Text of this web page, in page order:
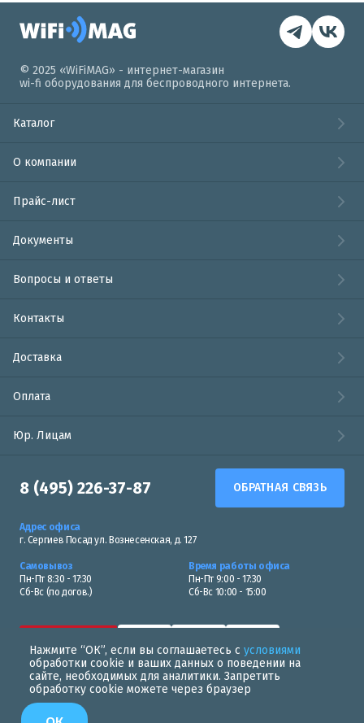
Нажмите “ОК”, если вы соглашаетесь с условиями
обработки cookie и ваших данных о поведении на
сайте, необходимых для аналитики. Запретить
обработку cookie можете через браузер
© 2025 «WiFiMAG» - интернет-магазин
wi-fi оборудования для беспроводного интернета.
Каталог
О компании
Прайс-лист
Документы
Вопросы и ответы
Контакты
Доставка
Оплата
Юр. Лицам
8 (495) 226-37-87 ОБРАТНАЯ СВЯЗЬ
Адрес офиса
г. Сергиев Посад ул. Вознесенская, д. 127
Самовывоз
Пн-Пт 8:30 - 17:30
Сб-Вс (по догов.)
Время работы офиса
Пн-Пт 9:00 - 17:30
Сб-Вс 10:00 - 15:00
Политика в области обработки персональных данных